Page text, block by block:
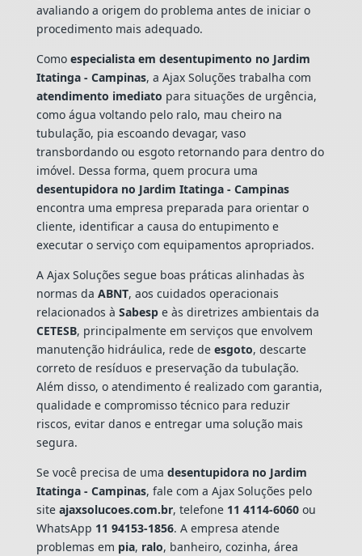
avaliando a origem do problema antes de iniciar o
procedimento mais adequado.
Como especialista em desentupimento no Jardim
Itatinga - Campinas, a Ajax Soluções trabalha com
atendimento imediato para situações de urgência,
como água voltando pelo ralo, mau cheiro na
tubulação, pia escoando devagar, vaso
transbordando ou esgoto retornando para dentro do
imóvel. Dessa forma, quem procura uma
desentupidora no Jardim Itatinga - Campinas
encontra uma empresa preparada para orientar o
cliente, identificar a causa do entupimento e
executar o serviço com equipamentos apropriados.
A Ajax Soluções segue boas práticas alinhadas às
normas da ABNT, aos cuidados operacionais
relacionados à Sabespe às diretrizes ambientais da
CETESB, principalmente em serviços que envolvem
manutenção hidráulica, rede de esgoto, descarte
correto de resíduos e preservação da tubulação.
Além disso, o atendimento é realizado com garantia,
qualidade e compromisso técnico para reduzir
riscos, evitar danos e entregar uma solução mais
segura.
Se você precisa de uma desentupidora no Jardim
Itatinga - Campinas, fale com a Ajax Soluções pelo
site ajaxsolucoes.com.br, telefone 11 4114-6060ou
WhatsApp 11 94153-1856. A empresa atende
problemas em pia, ralo, banheiro, cozinha, área